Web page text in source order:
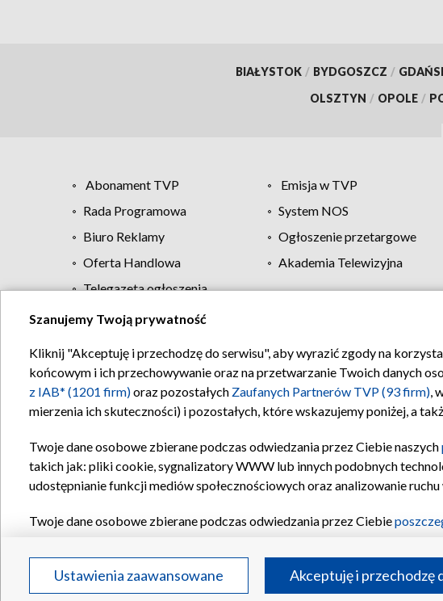
BIAŁYSTOK / BYDGOSZCZ /
OLSZTYN / OPOLE /
Abonament TVP Emisja w TVP
Rada Programowa
System NOS
Biuro Reklamy
Ogłoszenie przetargowe
Oferta Handlowa
Akademia Telewizyjna
Telegazeta ogłoszenia
Regulamin TVP Polityka
Szanujemy Twoją prywatność
Kliknij "Akceptuję i przechodzę do serwisu", aby wyrazić zgody na
końcowym i ich przechowywanie oraz na przetwarzanie Twoich danych
z IAB* (1201 firm)oraz pozostałych Zaufanych Partnerów TVP (93 firm),
mierzenia ich skuteczności) i pozostałych, które wskazujemy poniżej, a
Twoje dane osobowe zbierane podczas odwiedzania przez Ciebie naszych
takich jak: pliki cookie, sygnalizatory WWW lub innych podobnych
udostępnianie funkcji mediów społecznościowych oraz analizowanie
Twoje dane osobowe zbierane podczas odwiedzania przez Ciebie
Partnerów TVPdla realizacji następujących celów i funkcji:
reklam, tworzenia profilu spersonalizowanych reklam, tworzenia profilu
Ustawienia zaawansowane Akceptuję i przechodzę